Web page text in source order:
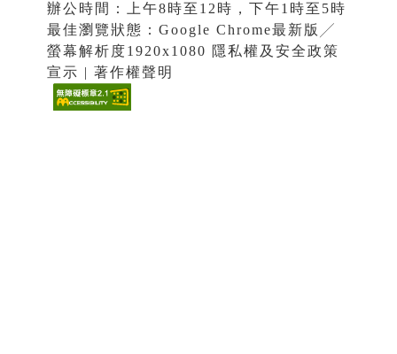
辦公時間：上午8時至12時，下午1時至5時
最佳瀏覽狀態：Google Chrome最新版╱
螢幕解析度1920x1080 隱私權及安全政策
宣示 | 著作權聲明